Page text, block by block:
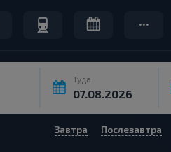
Туда
Завтра Послезавтра